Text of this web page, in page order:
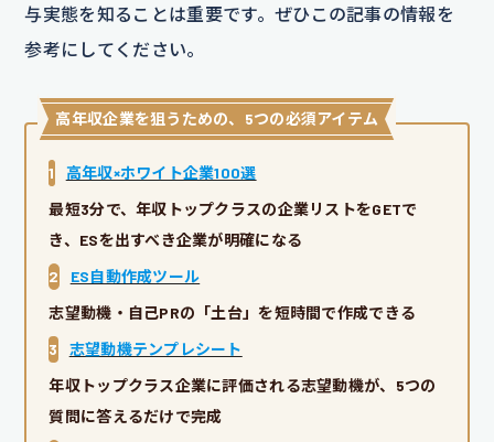
与実態を知ることは重要です。ぜひこの記事の情報を
参考にしてください。
高年収企業を狙うための、5つの必須アイテム
1
高年収×ホワイト企業100選
最短3分で、年収トップクラスの企業リストをGETで
き、ESを出すべき企業が明確になる
2
ES自動作成ツール
志望動機・自己PRの「土台」を短時間で作成できる
3
志望動機テンプレシート
年収トップクラス企業に評価される志望動機が、5つの
質問に答えるだけで完成